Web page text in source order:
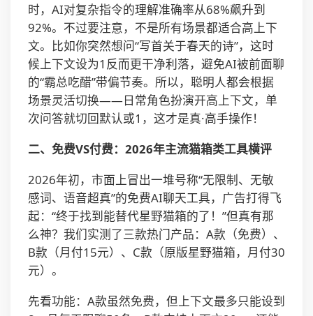
时，AI对复杂指令的理解准确率从68%飙升到
92%。不过要注意，不是所有场景都适合高上下
文。比如你突然想问“写首关于春天的诗”，这时
候上下文设为1反而更干净利落，避免AI被前面聊
的“霸总吃醋”带偏节奏。所以，聪明人都会根据
场景灵活切换——日常角色扮演开高上下文，单
次问答就切回默认或1，这才是真·高手操作！
二、免费VS付费：2026年主流猫箱类工具横评
2026年初，市面上冒出一堆号称“无限制、无敏
感词、语音超真”的免费AI聊天工具，广告打得飞
起：“终于找到能替代星野猫箱的了！”但真有那
么神？我们实测了三款热门产品：A款（免费）、
B款（月付15元）、C款（原版星野猫箱，月付30
元）。
先看功能：A款虽然免费，但上下文最多只能设到